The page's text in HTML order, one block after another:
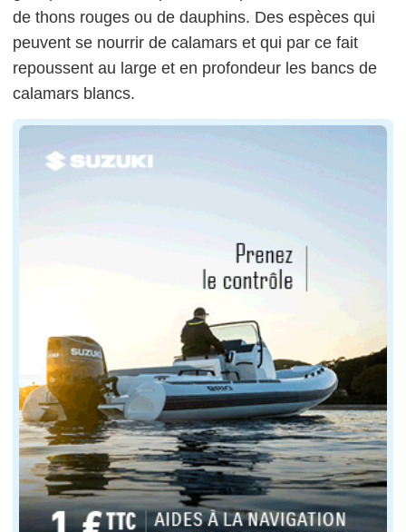
de thons rouges ou de dauphins. Des espèces qui
peuvent se nourrir de calamars et qui par ce fait
repoussent au large et en profondeur les bancs de
calamars blancs.